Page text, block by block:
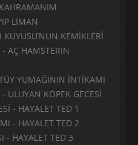
LİMAN
KEMİKLERİ
AÇ HAMSTERIN
YUMAĞININ İNTİKAMI
ULUYAN KÖPEK GECESİ
- HAYALET TED 1
- HAYALET TED 2
- HAYALET TED 3